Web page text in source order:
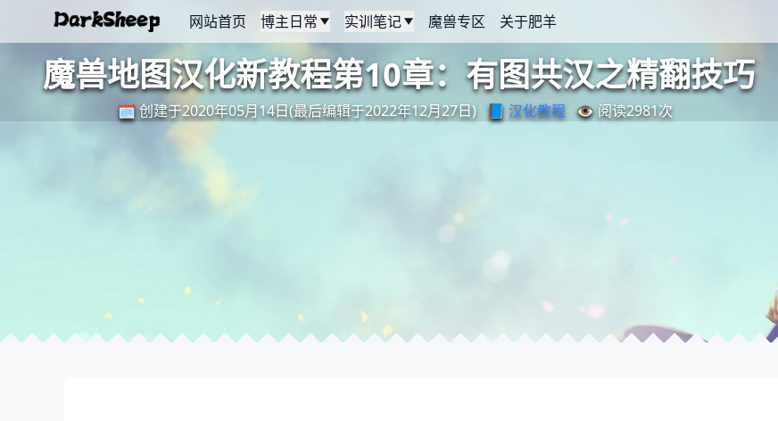
网站首页 博主日常 实训笔记 魔兽专区 关于肥羊
魔兽地图汉化新教程第10章：有图共汉之精翻技巧
🗓️ 创建于2020年05月14日(最后编辑于2022年12月27日) 📘 汉化教程 👁️ 阅读2981次